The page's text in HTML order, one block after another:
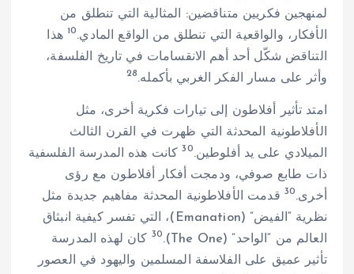
لمنهجين فكريين متناقضين: المثالية التي تنطلق من
الأفكار، والواقعية التي تنطلق من الواقع المادي.10 هذا
التناقض شكّل أحد أهم الانقسامات في تاريخ الفلسفة،
وأثر على مسار الفكر الغربي بأكمله.28
امتد تأثير أفلاطون إلى تيارات فكرية أخرى، مثل
الأفلاطونية المحدثة التي ظهرت في القرن الثالث
الميلادي على يد أفلوطين.30كانت هذه المدرسة الفلسفية
ذات طابع صوفي، ودمجت أفكار أفلاطون مع رؤى
أخرى.30 قدمت الأفلاطونية المحدثة مفاهيم جديدة مثل
نظرية “الفيض” (Emanation)، التي تفسر كيفية انبثاق
العالم من “الواحد” (The One).
30
كان لهذه المدرسة
تأثير عميق على الفلاسفة المسلمين واليهود في العصور